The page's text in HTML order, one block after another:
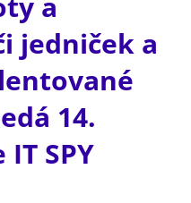
jedniček a
14.
SPY